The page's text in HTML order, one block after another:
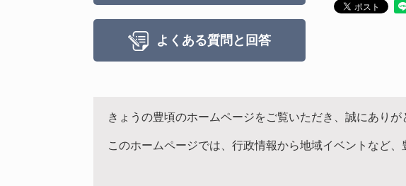
よくある質問と回答
きょうの豊頃のホームページをご覧いただき、誠にありが
このホームページでは、行政情報から地域イベントなど、